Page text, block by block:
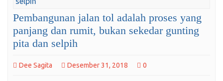
Pembangunan jalan tol adalah proses yang
panjang dan rumit, bukan sekedar gunting
pita dan selpih
Dee Sagita Desember 31, 2018 0